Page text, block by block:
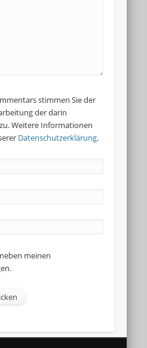
stimmen Sie der
der darin
Weitere Informationen
Datenschutzerklärung.
meinen